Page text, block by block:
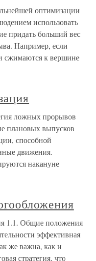
оптимизации
использовать
придать больший вес
Например, если
сжимаются к вершине
ложных прорывов
плановых выпусков
способной
движения.
накануне
1.1. Общие положения
эффективная
же важна, как и
стратегия, что